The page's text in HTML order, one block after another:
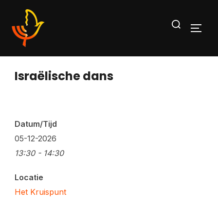
inhoud
Zoek
Israëlische dans
Datum/Tijd
05-12-2026
13:30 - 14:30
Locatie
Het Kruispunt